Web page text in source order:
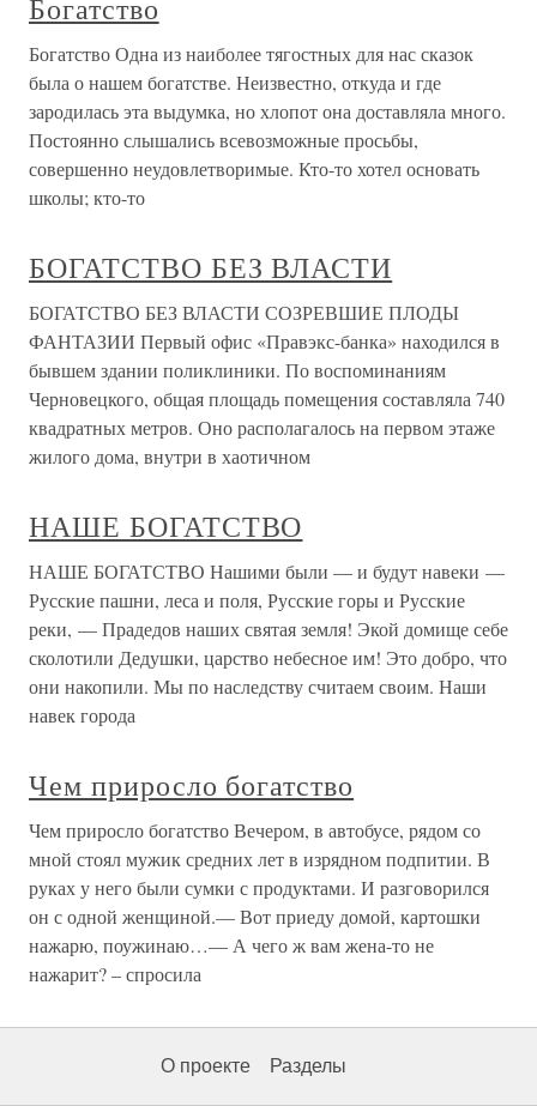
Богатство
Богатство Одна из наиболее тягостных для нас сказок
была о нашем богатстве. Неизвестно, откуда и где
зародилась эта выдумка, но хлопот она доставляла много.
Постоянно слышались всевозможные просьбы,
совершенно неудовлетворимые. Кто-то хотел основать
школы; кто-то
БОГАТСТВО БЕЗ ВЛАСТИ
БОГАТСТВО БЕЗ ВЛАСТИ СОЗРЕВШИЕ ПЛОДЫ
ФАНТАЗИИ Первый офис «Правэкс-банка» находился в
бывшем здании поликлиники. По воспоминаниям
Черновецкого, общая площадь помещения составляла 740
квадратных метров. Оно располагалось на первом этаже
жилого дома, внутри в хаотичном
НАШЕ БОГАТСТВО
НАШЕ БОГАТСТВО Нашими были — и будут навеки —
Русские пашни, леса и поля, Русские горы и Русские
реки, — Прадедов наших святая земля! Экой домище себе
сколотили Дедушки, царство небесное им! Это добро, что
они накопили. Мы по наследству считаем своим. Наши
навек города
Чем приросло богатство
Чем приросло богатство Вечером, в автобусе, рядом со
мной стоял мужик средних лет в изрядном подпитии. В
руках у него были сумки с продуктами. И разговорился
он с одной женщиной.— Вот приеду домой, картошки
нажарю, поужинаю…— А чего ж вам жена-то не
нажарит? – спросила
О проекте Разделы